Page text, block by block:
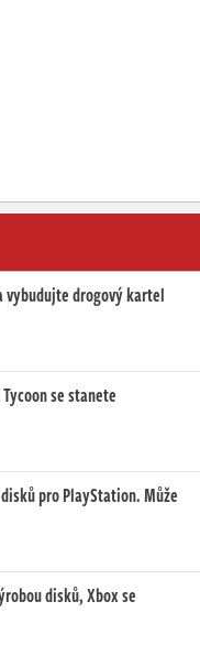
vybudujte drogový kartel
se stanete
pro PlayStation. Může
disků, Xbox se